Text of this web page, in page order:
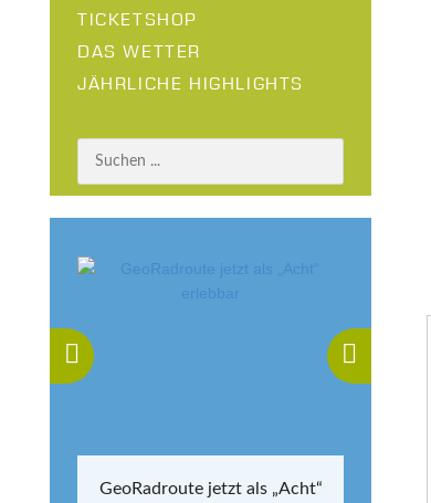
TICKETSHOP
DAS WETTER
JÄHRLICHE HIGHLIGHTS
GeoRadroute jetzt als „Acht“